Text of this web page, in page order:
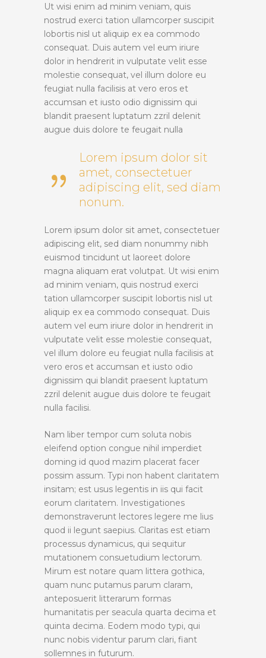
Ut wisi enim ad minim veniam, quis
nostrud exerci tation ullamcorper suscipit
lobortis nisl ut aliquip ex ea commodo
consequat. Duis autem vel eum iriure
dolor in hendrerit in vulputate velit esse
molestie consequat, vel illum dolore eu
feugiat nulla facilisis at vero eros et
accumsan et iusto odio dignissim qui
blandit praesent luptatum zzril delenit
augue duis dolore te feugait nulla
Lorem ipsum dolor sit
amet, consectetuer
adipiscing elit, sed diam
nonum.
Lorem ipsum dolor sit amet, consectetuer
adipiscing elit, sed diam nonummy nibh
euismod tincidunt ut laoreet dolore
magna aliquam erat volutpat. Ut wisi enim
ad minim veniam, quis nostrud exerci
tation ullamcorper suscipit lobortis nisl ut
aliquip ex ea commodo consequat. Duis
autem vel eum iriure dolor in hendrerit in
vulputate velit esse molestie consequat,
vel illum dolore eu feugiat nulla facilisis at
vero eros et accumsan et iusto odio
dignissim qui blandit praesent luptatum
zzril delenit augue duis dolore te feugait
nulla facilisi.
Nam liber tempor cum soluta nobis
eleifend option congue nihil imperdiet
doming id quod mazim placerat facer
possim assum. Typi non habent claritatem
insitam; est usus legentis in iis qui facit
eorum claritatem. Investigationes
demonstraverunt lectores legere me lius
quod ii legunt saepius. Claritas est etiam
processus dynamicus, qui sequitur
mutationem consuetudium lectorum.
Mirum est notare quam littera gothica,
quam nunc putamus parum claram,
anteposuerit litterarum formas
humanitatis per seacula quarta decima et
quinta decima. Eodem modo typi, qui
nunc nobis videntur parum clari, fiant
sollemnes in futurum.